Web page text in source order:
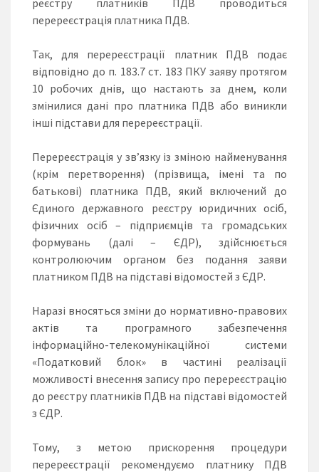
перереєстрація платника ПДВ.
Так, для перереєстрації платник ПДВ подає
відповідно до п. 183.7 ст. 183 ПКУ заяву протягом
10 робочих днів, що настають за днем, коли
змінилися дані про платника ПДВ або виникли
інші підстави для перереєстрації.
Перереєстрація у зв’язку із зміною найменування
(крім перетворення) (прізвища, імені та по
батькові) платника ПДВ, який включений до
Єдиного державного реєстру юридичних осіб,
фізичних осіб – підприємців та громадських
формувань (далі – ЄДР), здійснюється
контролюючим органом без подання заяви
платником ПДВ на підставі відомостей з ЄДР.
Наразі вносяться зміни до нормативно-правових
актів та програмного забезпечення
інформаційно-телекомунікаційної системи
«Податковий блок» в частині реалізації
можливості внесення запису про перереєстрацію
до реєстру платників ПДВ на підставі відомостей
з ЄДР.
Тому, з метою прискорення процедури
перереєстрації рекомендуємо платнику ПДВ